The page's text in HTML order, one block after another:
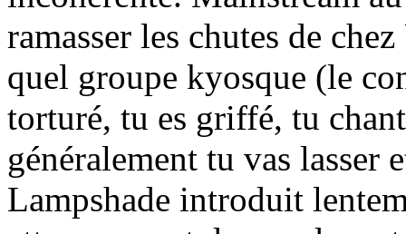
ramasser les chutes de
quel groupe kyosque (le
torturé, tu es griffé, tu
généralement tu vas lasser
Lampshade introduit